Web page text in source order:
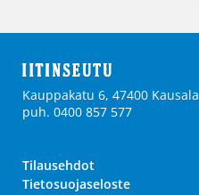
Kauppakatu 6, 47400 Kausala
puh. 0400 857 577
Tilausehdot
Tietosuojaseloste